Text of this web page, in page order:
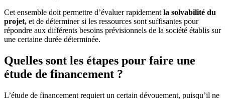
Cet ensemble doit permettre d’évaluer rapidement la solvabilité du
projet, et de déterminer si les ressources sont suffisantes pour
répondre aux différents besoins prévisionnels de la société établis sur
une certaine durée déterminée.
Quelles sont les étapes pour faire une
étude de financement ?
L’étude de financement requiert un certain dévouement, puisqu’il ne